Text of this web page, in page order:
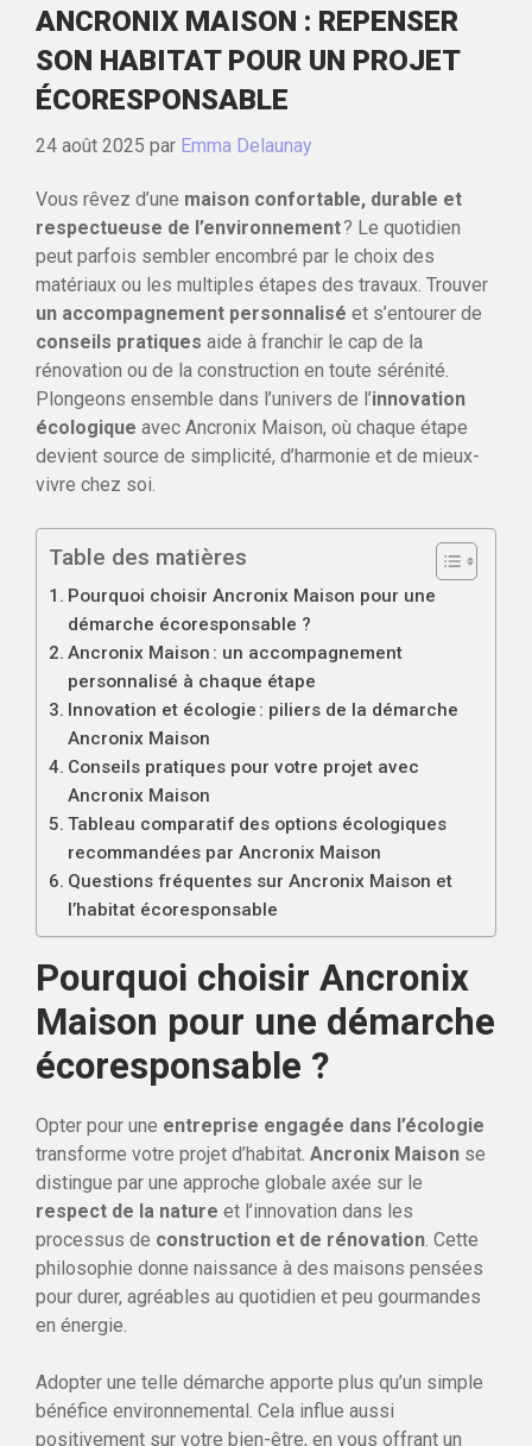
ANCRONIX MAISON : REPENSER
SON HABITAT POUR UN PROJET
ÉCORESPONSABLE
24 août 2025 par Emma Delaunay
Vous rêvez d’une maison confortable, durable et
respectueuse de l’environnement? Le quotidien
peut parfois sembler encombré par le choix des
matériaux ou les multiples étapes des travaux. Trouver
un accompagnement personnalisé et s’entourer de
conseils pratiques aide à franchir le cap de la
rénovation ou de la construction en toute sérénité.
Plongeons ensemble dans l’univers de l’innovation
écologique avec Ancronix Maison, où chaque étape
devient source de simplicité, d’harmonie et de mieux-
vivre chez soi.
Table des matières
Pourquoi choisir Ancronix Maison pour une
démarche écoresponsable ?
Ancronix Maison : un accompagnement
personnalisé à chaque étape
Innovation et écologie : piliers de la démarche
Ancronix Maison
Conseils pratiques pour votre projet avec
Ancronix Maison
Tableau comparatif des options écologiques
recommandées par Ancronix Maison
Questions fréquentes sur Ancronix Maison et
l’habitat écoresponsable
Pourquoi choisir Ancronix
Maison pour une démarche
écoresponsable ?
Opter pour une entreprise engagée dans l’écologie
transforme votre projet d’habitat. Ancronix Maison se
distingue par une approche globale axée sur le
respect de la nature et l’innovation dans les
processus de construction et de rénovation. Cette
philosophie donne naissance à des maisons pensées
pour durer, agréables au quotidien et peu gourmandes
en énergie.
Adopter une telle démarche apporte plus qu’un simple
bénéfice environnemental. Cela influe aussi
positivement sur votre bien-être, en vous offrant un